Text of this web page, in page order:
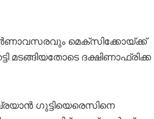
മെക്‌സിക്കോയ്ക്ക്
മടങ്ങിയതോടെ ദക്ഷിണാഫ്രിക്ക
ഗുട്ടിയെരെസിനെ